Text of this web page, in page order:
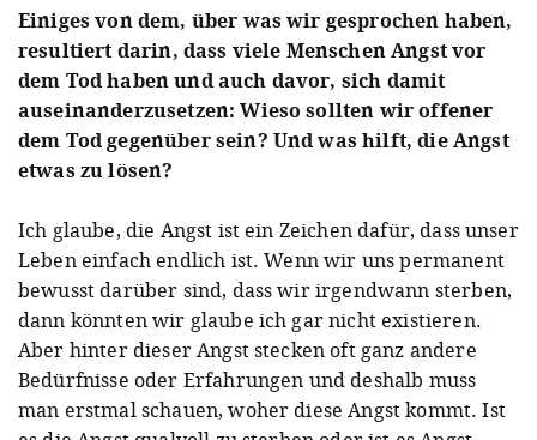
A post shared by endlichendlos (@endlich_endlos)
Einiges von dem, über was wir gesprochen haben,
resultiert darin, dass viele Menschen Angst vor
dem Tod haben und auch davor, sich damit
auseinanderzusetzen: Wieso sollten wir offener
dem Tod gegenüber sein? Und was hilft, die Angst
etwas zu lösen?
Ich glaube, die Angst ist ein Zeichen dafür, dass unser
Leben einfach endlich ist. Wenn wir uns permanent
bewusst darüber sind, dass wir irgendwann sterben,
dann könnten wir glaube ich gar nicht existieren.
Aber hinter dieser Angst stecken oft ganz andere
Bedürfnisse oder Erfahrungen und deshalb muss
man erstmal schauen, woher diese Angst kommt. Ist